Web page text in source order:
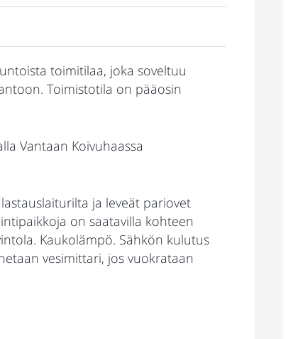
toimitilaa, joka soveltuu
Toimistotila on pääosin
Vantaan Koivuhaassa
ja leveät pariovet
on saatavilla kohteen
Kaukolämpö. Sähkön kulutus
vesimittari, jos vuokrataan